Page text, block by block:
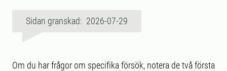
Sidan granskad: 2026-07-29
Om du har frågor om specifika försök, notera de två första